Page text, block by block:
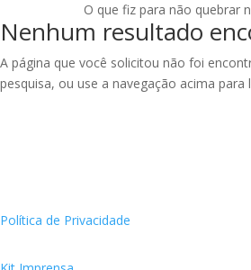
O que fiz para não quebrar
Nenhum resultado
A página que você solicitou não foi
pesquisa, ou use a navegação acima para
Política de Privacidade